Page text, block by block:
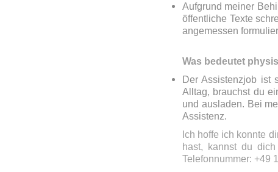
Aufgrund meiner
öffentliche Texte
angemessen
Was bedeutet
Der Assistenzjob ist
Alltag, brauchst du
und ausladen. Bei
Assistenz.
Ich hoffe ich konnte
hast, kannst du
Telefonnummer: +49